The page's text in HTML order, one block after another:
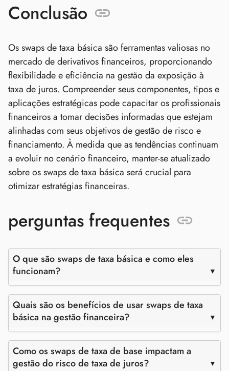
Conclusão
Os swaps de taxa básica são ferramentas valiosas no
mercado de derivativos financeiros, proporcionando
flexibilidade e eficiência na gestão da exposição à
taxa de juros. Compreender seus componentes, tipos e
aplicações estratégicas pode capacitar os profissionais
financeiros a tomar decisões informadas que estejam
alinhadas com seus objetivos de gestão de risco e
financiamento. À medida que as tendências continuam
a evoluir no cenário financeiro, manter-se atualizado
sobre os swaps de taxa básica será crucial para
otimizar estratégias financeiras.
perguntas frequentes
O que são swaps de taxa básica e como eles
funcionam?
Quais são os benefícios de usar swaps de taxa
básica na gestão financeira?
Como os swaps de taxa de base impactam a
gestão do risco de taxa de juros?